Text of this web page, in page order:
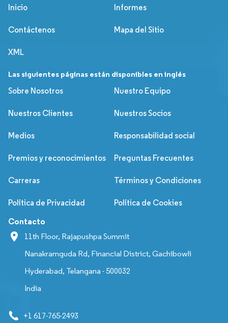
Inicio Informes
Contáctenos Mapa del Sitio
XML
Las siguientes páginas están disponibles en inglés
Sobre Nosotros
Nuestro Equipo
Nuestros Clientes Nuestros Socios
Medios Responsabilidad social
Premios y reconocimientos Preguntas Frecuentes
Carreras Términos y Condiciones
Política de Privacidad Política de Cookies
Contacto
11th Floor, Rajapushpa Summit
Nanakramguda Rd, Financial District, Gachibowli
Hyderabad, Telangana - 500032
India
+1 617-765-2493